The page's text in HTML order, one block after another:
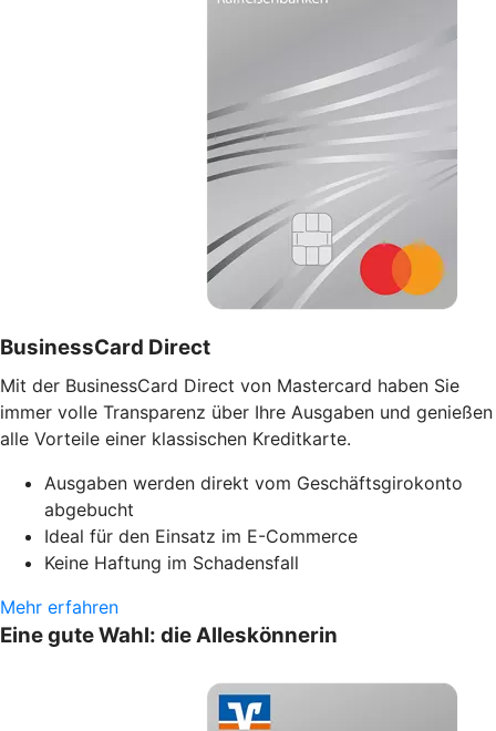
BusinessCard Direct
Mit der BusinessCard Direct von Mastercard haben Sie
immer volle Transparenz über Ihre Ausgaben und genießen
alle Vorteile einer klassischen Kreditkarte.
Ausgaben werden direkt vom Geschäftsgirokonto
abgebucht
Ideal für den Einsatz im E-Commerce
Keine Haftung im Schadensfall
Mehr erfahren
Eine gute Wahl: die Alleskönnerin